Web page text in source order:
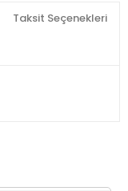
Taksit Seçenekleri